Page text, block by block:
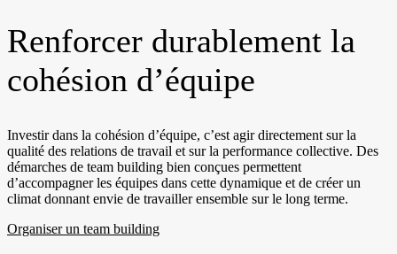
Renforcer durablement la
cohésion d’équipe
Investir dans la cohésion d’équipe, c’est agir directement sur la
qualité des relations de travail et sur la performance collective. Des
démarches de team building bien conçues permettent
d’accompagner les équipes dans cette dynamique et de créer un
climat donnant envie de travailler ensemble sur le long terme.
Organiser un team building